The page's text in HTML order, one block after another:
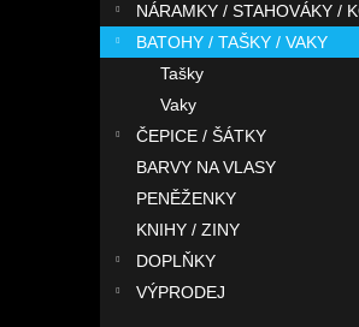
a
n
NÁRAMKY / STAHOVÁKY /
BATOHY / TAŠKY / VAKY
Tašky
Vaky
ČEPICE / ŠÁTKY
BARVY NA VLASY
PENĚŽENKY
KNIHY / ZINY
DOPLŇKY
VÝPRODEJ